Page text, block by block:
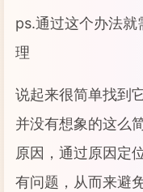
ps.通过这个办法
理
说起来很简单找到
并没有想象的这么
原因，通过原因定
有问题，从而来避